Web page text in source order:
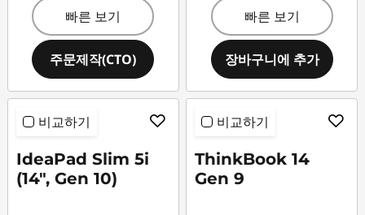
빠른 보기
주문제작(CTO)
빠른 보기
장바구니에 추가
비교하기
IdeaPad Slim 5i
(14", Gen 10)
비교하기
ThinkBook 14
Gen 9